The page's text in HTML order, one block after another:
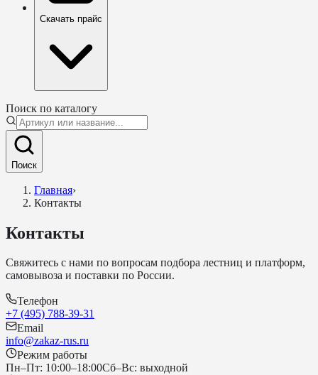
Скачать прайс
Поиск по каталогу
Поиск
Главная›
Контакты
Контакты
Свяжитесь с нами по вопросам подбора лестниц и платформ,
самовывоза и поставки по России.
Телефон
+7 (495) 788-39-31
Email
info@zakaz-rus.ru
Режим работы
Пн–Пт: 10:00–18:00Сб–Вс: выходной